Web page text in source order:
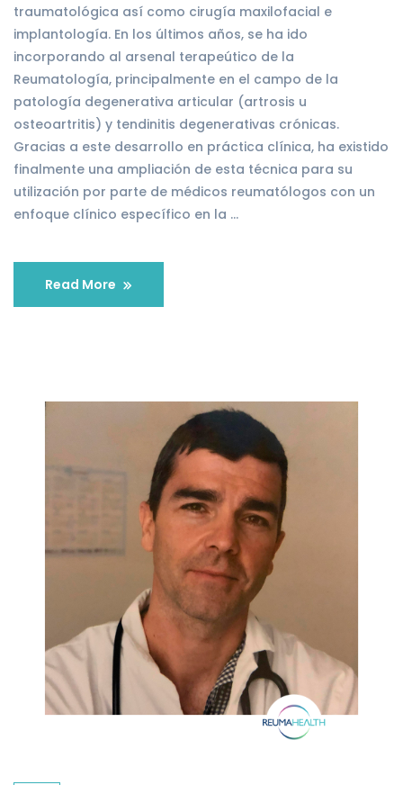
traumatológica así como cirugía maxilofacial e
implantología. En los últimos años, se ha ido
incorporando al arsenal terapeútico de la
Reumatología, principalmente en el campo de la
patología degenerativa articular (artrosis u
osteoartritis) y tendinitis degenerativas crónicas.
Gracias a este desarrollo en práctica clínica, ha existido
finalmente una ampliación de esta técnica para su
utilización por parte de médicos reumatólogos con un
enfoque clínico específico en la …
Read More